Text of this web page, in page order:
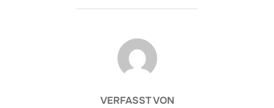
BEITRAGSAUTOR
VERFASST VON